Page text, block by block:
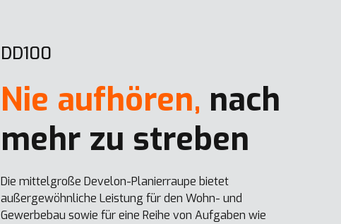
DD100
Nie aufhören, nach
mehr zu streben
Die mittelgroße Develon-Planierraupe bietet
außergewöhnliche Leistung für den Wohn- und
Gewerbebau sowie für eine Reihe von Aufgaben wie